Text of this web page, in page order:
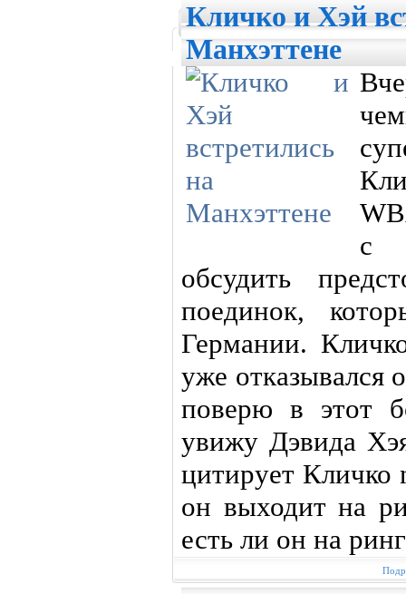
Кличко и Хэй
Манхэттене
с
обсудить
поединок,
Германии.
уже отказывался
поверю в этот
увижу Дэвида
цитирует
он выходит на
есть ли он на